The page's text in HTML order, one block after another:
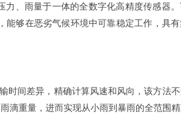
、雨量于一体的全数字化高精度传感器
够在恶劣气候环境中可靠稳定工作，具有
时间差异，精确计算风速和风向，该方法
滴重量，进而实现从小雨到暴雨的全范围